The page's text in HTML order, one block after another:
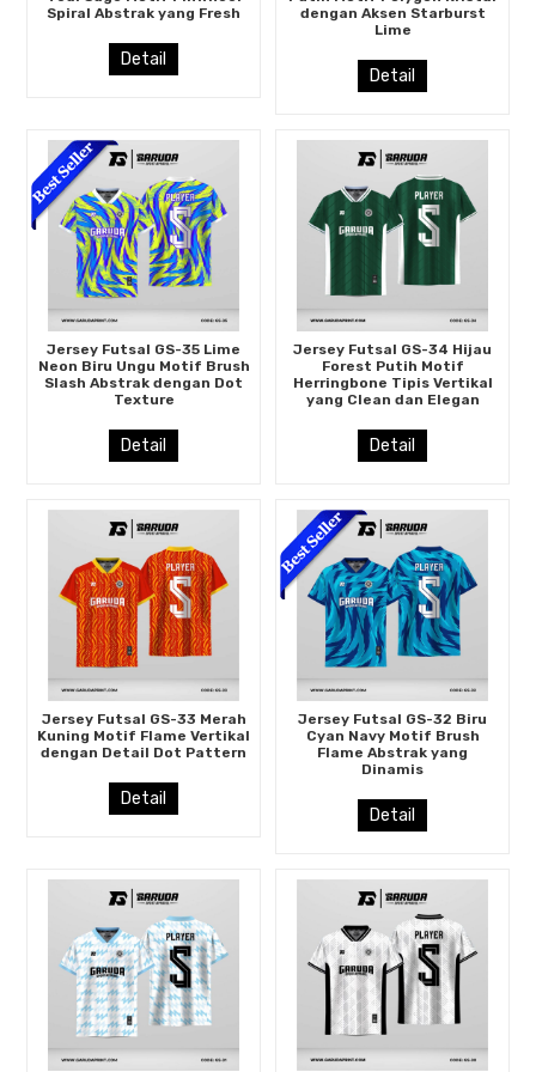
Spiral Abstrak yang Fresh
Detail
dengan Aksen Starburst
Lime
Detail
Jersey Futsal GS-35 Lime
Neon Biru Ungu Motif Brush
Slash Abstrak dengan Dot
Texture
Detail
Jersey Futsal GS-34 Hijau
Forest Putih Motif
Herringbone Tipis Vertikal
yang Clean dan Elegan
Detail
Jersey Futsal GS-33 Merah
Kuning Motif Flame Vertikal
dengan Detail Dot Pattern
Detail
Jersey Futsal GS-32 Biru
Cyan Navy Motif Brush
Flame Abstrak yang
Dinamis
Detail